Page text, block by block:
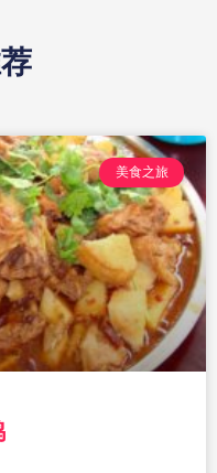
美食之旅